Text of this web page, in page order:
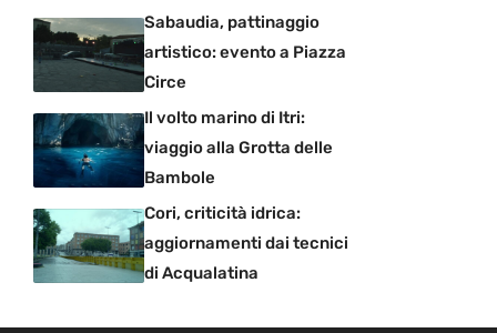
Sabaudia, pattinaggio
artistico: evento a Piazza
Circe
Il volto marino di Itri:
viaggio alla Grotta delle
Bambole
Cori, criticità idrica:
aggiornamenti dai tecnici
di Acqualatina